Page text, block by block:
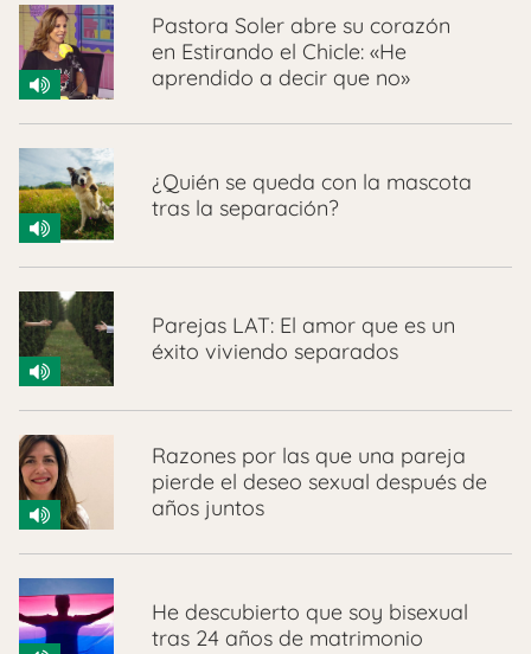
Pastora Soler abre su corazón
en Estirando el Chicle: «He
aprendido a decir que no»
¿Quién se queda con la mascota
tras la separación?
Parejas LAT: El amor que es un
éxito viviendo separados
Razones por las que una pareja
pierde el deseo sexual después de
años juntos
He descubierto que soy bisexual
tras 24 años de matrimonio